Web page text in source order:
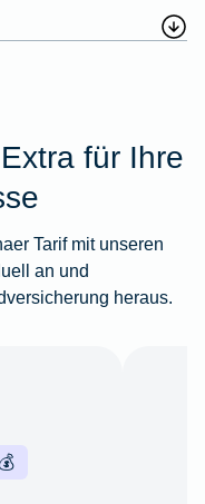
für Ihre
Tarif mit unseren
an und
heraus.
💰